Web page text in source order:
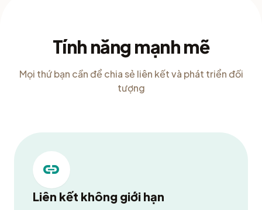
Tính năng mạnh mẽ
Mọi thứ bạn cần để chia sẻ liên kết và phát triển đối
tượng
link
Liên kết không giới hạn